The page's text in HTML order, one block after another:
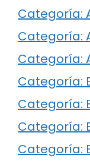
Categoría:
Categoría:
Categoría:
Categoría:
Categoría:
Categoría:
Categoría: